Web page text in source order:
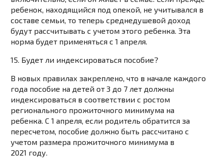
ребенок, находящийся под опекой, не учитывался в
составе семьи, то теперь среднедушевой доход
будут рассчитывать с учетом этого ребенка. Эта
норма будет применяться с 1 апреля.
15. Будет ли индексироваться пособие?
В новых правилах закреплено, что в начале каждого
года пособие на детей от 3 до 7 лет должны
индексироваться в соответствии с ростом
регионального прожиточного минимума на
ребенка. С 1 апреля, если родитель обратится за
пересчетом, пособие должно быть рассчитано с
учетом размера прожиточного минимума в
2021 году.